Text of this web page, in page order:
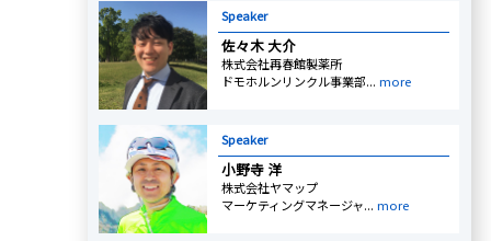
Speaker
佐々木 大介
株式会社再春館製薬所
ドモホルンリンクル事業部... more
Speaker
小野寺 洋
株式会社ヤマップ
マーケティングマネージャ... more